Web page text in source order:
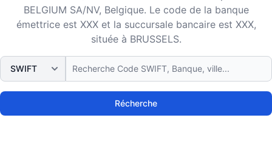
BELGIUM SA/NV, Belgique. Le code de la banque
émettrice est XXX et la succursale bancaire est XXX,
située à BRUSSELS.
Récherche